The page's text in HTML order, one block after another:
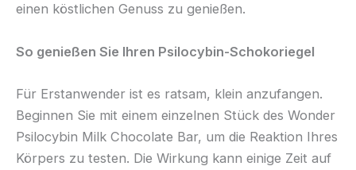
einen köstlichen Genuss zu genießen.
So genießen Sie Ihren Psilocybin-Schokoriegel
Für Erstanwender ist es ratsam, klein anzufangen.
Beginnen Sie mit einem einzelnen Stück des Wonder
Psilocybin Milk Chocolate Bar, um die Reaktion Ihres
Körpers zu testen. Die Wirkung kann einige Zeit auf